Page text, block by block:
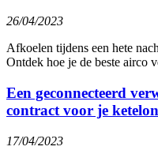
26/04/2023
Afkoelen tijdens een hete
Ontdek hoe je de beste airco
Een geconnecteerd
contract voor je
17/04/2023